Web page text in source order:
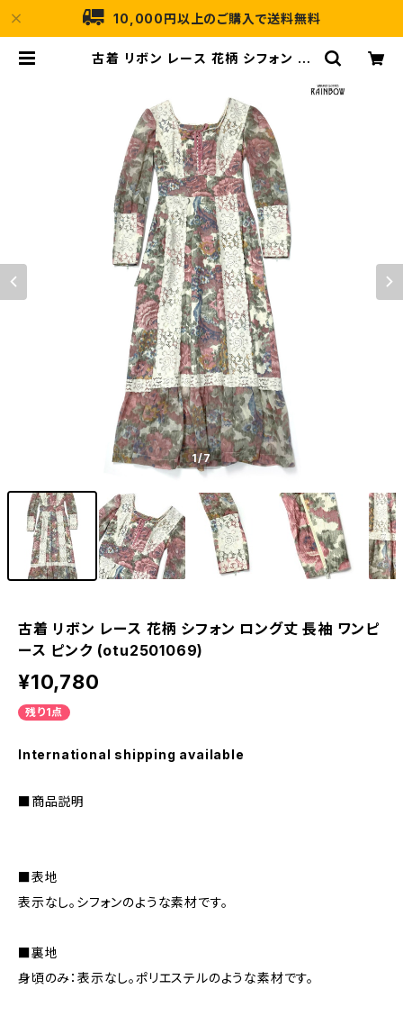
10,000円以上のご購入で送料無料
古着 リボン レース 花柄 シフォン ロ
1/7
古着 リボン レース 花柄 シフォン ロング丈 長袖 ワンピ
ース ピンク (otu2501069)
¥10,780
残り1点
International shipping available
■商品説明
■表地
表示なし。シフォンのような素材です。
■裏地
身頃のみ：表示なし。ポリエステルのような素材です。